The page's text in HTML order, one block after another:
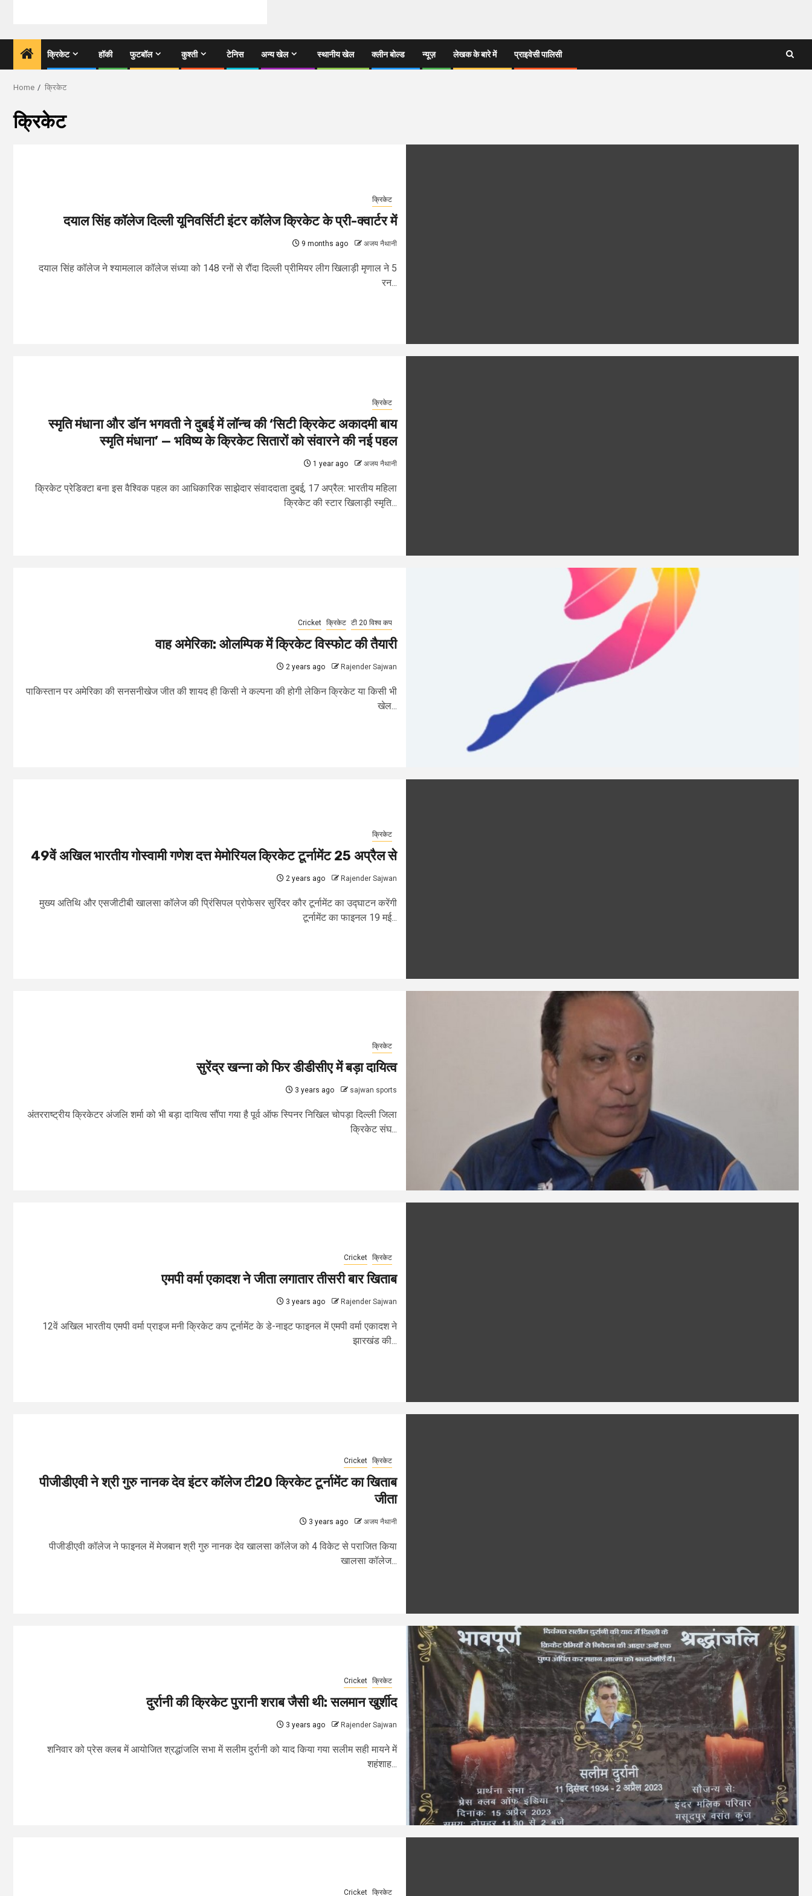
क्रिकेट हॉकी फुटबॉल कुश्ती टेनिस अन्य खेल स्थानीय खेल क्लीन बोल्ड न्यूज़ लेखक के बारे में प्राइवेसी पालिसी
Home क्रिकेट
क्रिकेट
क्रिकेट
दयाल सिंह कॉलेज दिल्ली यूनिवर्सिटी इंटर कॉलेज क्रिकेट के प्री-क्वार्टर में
9 months ago अजय नैथानी
दयाल सिंह कॉलेज ने श्यामलाल कॉलेज संध्या को 148 रनों से रौंदा दिल्ली प्रीमियर लीग खिलाड़ी मृणाल ने 5
रन...
क्रिकेट
स्मृति मंधाना और डॉन भगवती ने दुबई में लॉन्च की ‘सिटी क्रिकेट अकादमी बाय
स्मृति मंधाना’ — भविष्य के क्रिकेट सितारों को संवारने की नई पहल
1 year ago अजय नैथानी
क्रिकेट प्रेडिक्टा बना इस वैश्विक पहल का आधिकारिक साझेदार संवाददाता दुबई, 17 अप्रैल: भारतीय महिला
क्रिकेट की स्टार खिलाड़ी स्मृति...
Cricket क्रिकेट टी 20 विश्व कप
वाह अमेरिका: ओलम्पिक में क्रिकेट विस्फोट की तैयारी
2 years ago Rajender Sajwan
पाकिस्तान पर अमेरिका की सनसनीखेज जीत की शायद ही किसी ने कल्पना की होगी लेकिन क्रिकेट या किसी भी
खेल...
क्रिकेट
49वें अखिल भारतीय गोस्वामी गणेश दत्त मेमोरियल क्रिकेट टूर्नामेंट 25 अप्रैल से
2 years ago Rajender Sajwan
मुख्य अतिथि और एसजीटीबी खालसा कॉलेज की प्रिंसिपल प्रोफेसर सुरिंदर कौर टूर्नामेंट का उद्घाटन करेंगी
टूर्नामेंट का फाइनल 19 मई...
क्रिकेट
सुरेंद्र खन्ना को फिर डीडीसीए में बड़ा दायित्व
3 years ago sajwan sports
अंतरराष्ट्रीय क्रिकेटर अंजलि शर्मा को भी बड़ा दायित्व सौंपा गया है पूर्व ऑफ स्पिनर निखिल चोपड़ा दिल्ली जिला
क्रिकेट संघ...
Cricket क्रिकेट
एमपी वर्मा एकादश ने जीता लगातार तीसरी बार खिताब
3 years ago Rajender Sajwan
12वें अखिल भारतीय एमपी वर्मा प्राइज मनी क्रिकेट कप टूर्नामेंट के डे-नाइट फाइनल में एमपी वर्मा एकादश ने
झारखंड की...
Cricket क्रिकेट
पीजीडीएवी ने श्री गुरु नानक देव इंटर कॉलेज टी20 क्रिकेट टूर्नामेंट का खिताब
जीता
3 years ago अजय नैथानी
पीजीडीएवी कॉलेज ने फाइनल में मेजबान श्री गुरु नानक देव खालसा कॉलेज को 4 विकेट से पराजित किया
खालसा कॉलेज...
Cricket क्रिकेट
दुर्रानी की क्रिकेट पुरानी शराब जैसी थी: सलमान खुर्शीद
3 years ago Rajender Sajwan
शनिवार को प्रेस क्लब में आयोजित श्रद्धांजलि सभा में सलीम दुर्रानी को याद किया गया सलीम सही मायने में
शहंशाह...
Cricket क्रिकेट